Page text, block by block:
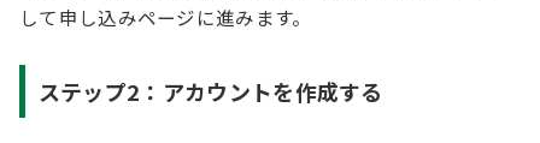
して申し込みページに進みます。
ステップ2：アカウントを作成する